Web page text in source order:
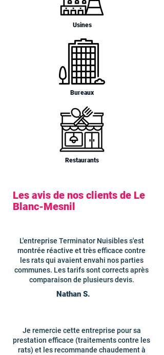
Usines
Bureaux
Restaurants
Les avis de nos clients de Le
Blanc-Mesnil
L'entreprise Terminator Nuisibles s'est
montrée réactive et très efficace contre
les rats qui avaient envahi nos parties
communes. Les tarifs sont corrects après
comparaison de plusieurs devis.
Nathan S.
Je remercie cette entreprise pour sa
prestation efficace (traitements contre les
rats) et les recommande chaudement à